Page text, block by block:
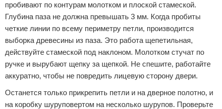
пробивают по контурам молотком и плоской стамеской.
Глубина паза не должна превышать 3 мм. Когда пробиты
четкие линии по всему периметру петли, производится
выборка древесины из паза. Это работа щепетильная,
действуйте стамеской под наклоном. Молотком стучат по
ручке и вырубают щепку за щепкой. Не спешите, работайте
аккуратно, чтобы не повредить лицевую сторону двери.
Останется только прикрепить петли и на дверное полотно, и
на коробку шуруповертом на несколько шурупов. Проверьте